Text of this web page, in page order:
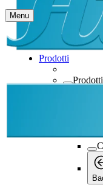
Menu
Prodotti
Prodotti